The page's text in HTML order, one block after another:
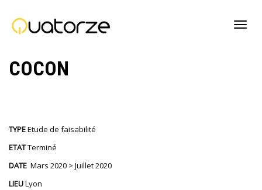
COCON
TYPEEtude de faisabilité
ETATTerminé
DATE Mars 2020 > Juillet 2020
LIEULyon